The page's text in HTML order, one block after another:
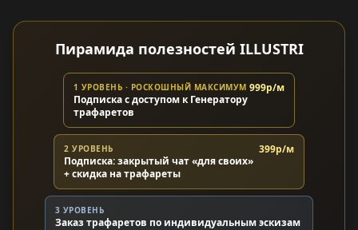
Пирамида полезностей ILLUSTRI
1 УРОВЕНЬ · РОСКОШНЫЙ МАКСИМУМ
Подписка с доступом к Генератору
трафаретов
999р/м
2 УРОВЕНЬ
Подписка: закрытый чат «для своих»
+ скидка на трафареты
399р/м
3 УРОВЕНЬ
Заказ трафаретов по индивидуальным эскизам